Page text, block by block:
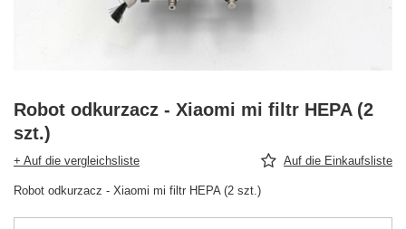
Robot odkurzacz - Xiaomi mi filtr HEPA (2
szt.)
+ Auf die vergleichsliste Auf die Einkaufsliste
Robot odkurzacz - Xiaomi mi filtr HEPA (2 szt.)